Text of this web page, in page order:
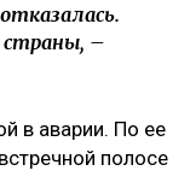
страны, –
в аварии. По ее
полосе